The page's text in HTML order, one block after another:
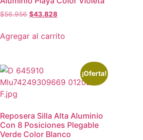
$56.956 $43.828
Agregar al carrito
¡Oferta!
Reposera Silla Alta Aluminio
Con 8 Posiciones Plegable
Verde Color Blanco